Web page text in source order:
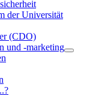
der Universität
(CDO)
und -marketing